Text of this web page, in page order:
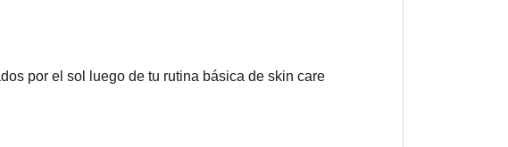
por el sol luego de tu rutina básica de skin care